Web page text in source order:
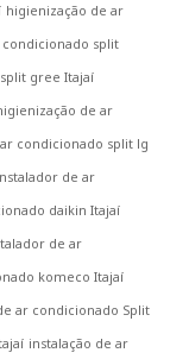
higienização de ar
split
gree Itajaí
de ar
condicionado split lg
de ar
daikin Itajaí
de ar
komeco Itajaí
ar condicionado Split
instalação de ar